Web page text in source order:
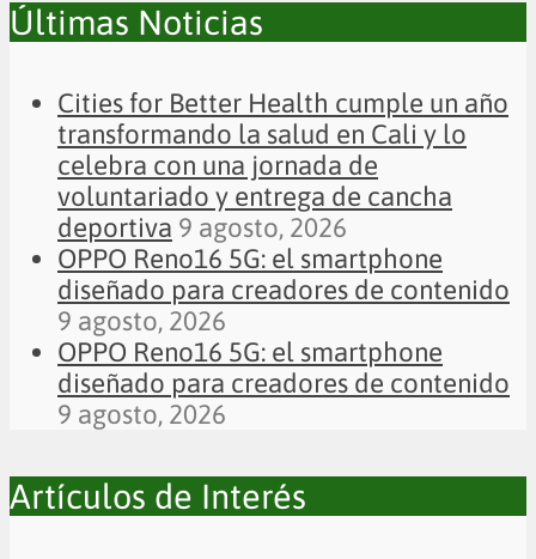
Últimas Noticias
Cities for Better Health cumple un año
transformando la salud en Cali y lo
celebra con una jornada de
voluntariado y entrega de cancha
deportiva 9 agosto, 2026
OPPO Reno16 5G: el smartphone
diseñado para creadores de contenido
9 agosto, 2026
OPPO Reno16 5G: el smartphone
diseñado para creadores de contenido
9 agosto, 2026
Artículos de Interés